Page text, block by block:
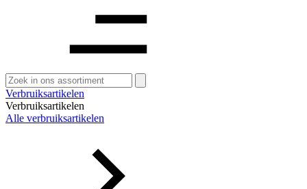
Zoeken
naar:
Verbruiksartikelen
Verbruiksartikelen
Alle verbruiksartikelen